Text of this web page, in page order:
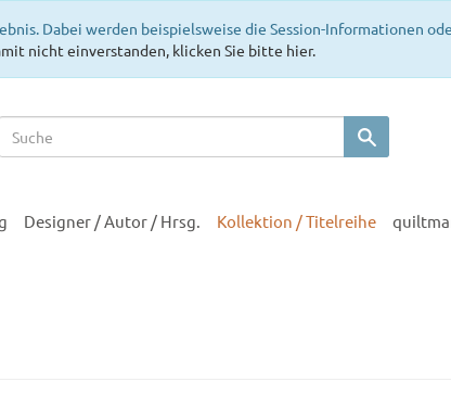
Dabei werden beispielsweise die Session-Informationen
nicht einverstanden, klicken Sie bitte hier.
Designer / Autor / Hrsg. Kollektion / Titelreihe